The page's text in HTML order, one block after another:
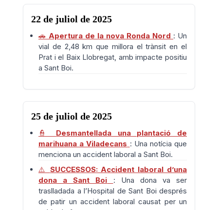
22 de juliol de 2025
🚗 Apertura de la nova Ronda Nord : Un
vial de 2,48 km que millora el trànsit en el
Prat i el Baix Llobregat, amb impacte positiu
a Sant Boi.
25 de juliol de 2025
👮 Desmantellada una plantació de
marihuana a Viladecans : Una notícia que
menciona un accident laboral a Sant Boi.
⚠️ SUCCESSOS: Accident laboral d’una
dona a Sant Boi
: Una dona va ser
traslladada a l’Hospital de Sant Boi després
de patir un accident laboral causat per un